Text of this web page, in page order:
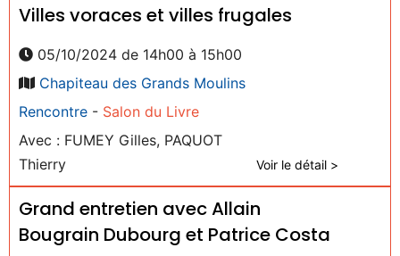
Villes voraces et villes frugales
05/10/2024 de 14h00 à 15h00
Chapiteau des Grands Moulins
Rencontre - Salon du Livre
Avec : FUMEY Gilles, PAQUOT
Thierry
Voir le détail >
Grand entretien avec Allain
Bougrain Dubourg et Patrice Costa